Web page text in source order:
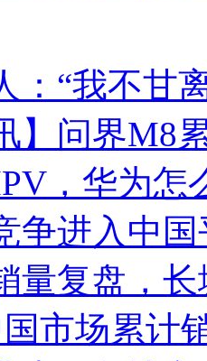
：“我不甘
】问界M8
，华为怎
争进入中
量复盘，
市场累计